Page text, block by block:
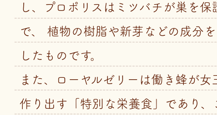
し、プロポリスはミツバチが巣を保
で、 植物の樹脂や新芽などの成分
したものです。
また、ローヤルゼリーは働き蜂が女
作り出す「特別な栄養食」であり、